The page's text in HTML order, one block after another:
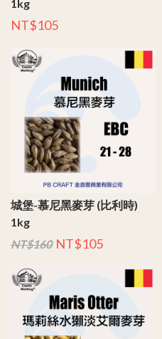
1kg
NT$105
城堡-慕尼黑麥芽 (比利時)
1kg
NT$160 NT$105